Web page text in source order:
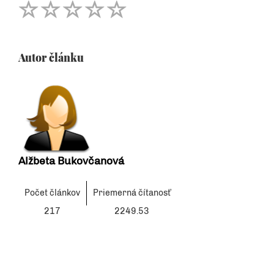
Autor článku
Alžbeta Bukovčanová
Počet článkov
Priemerná čítanosť
217
2249.53